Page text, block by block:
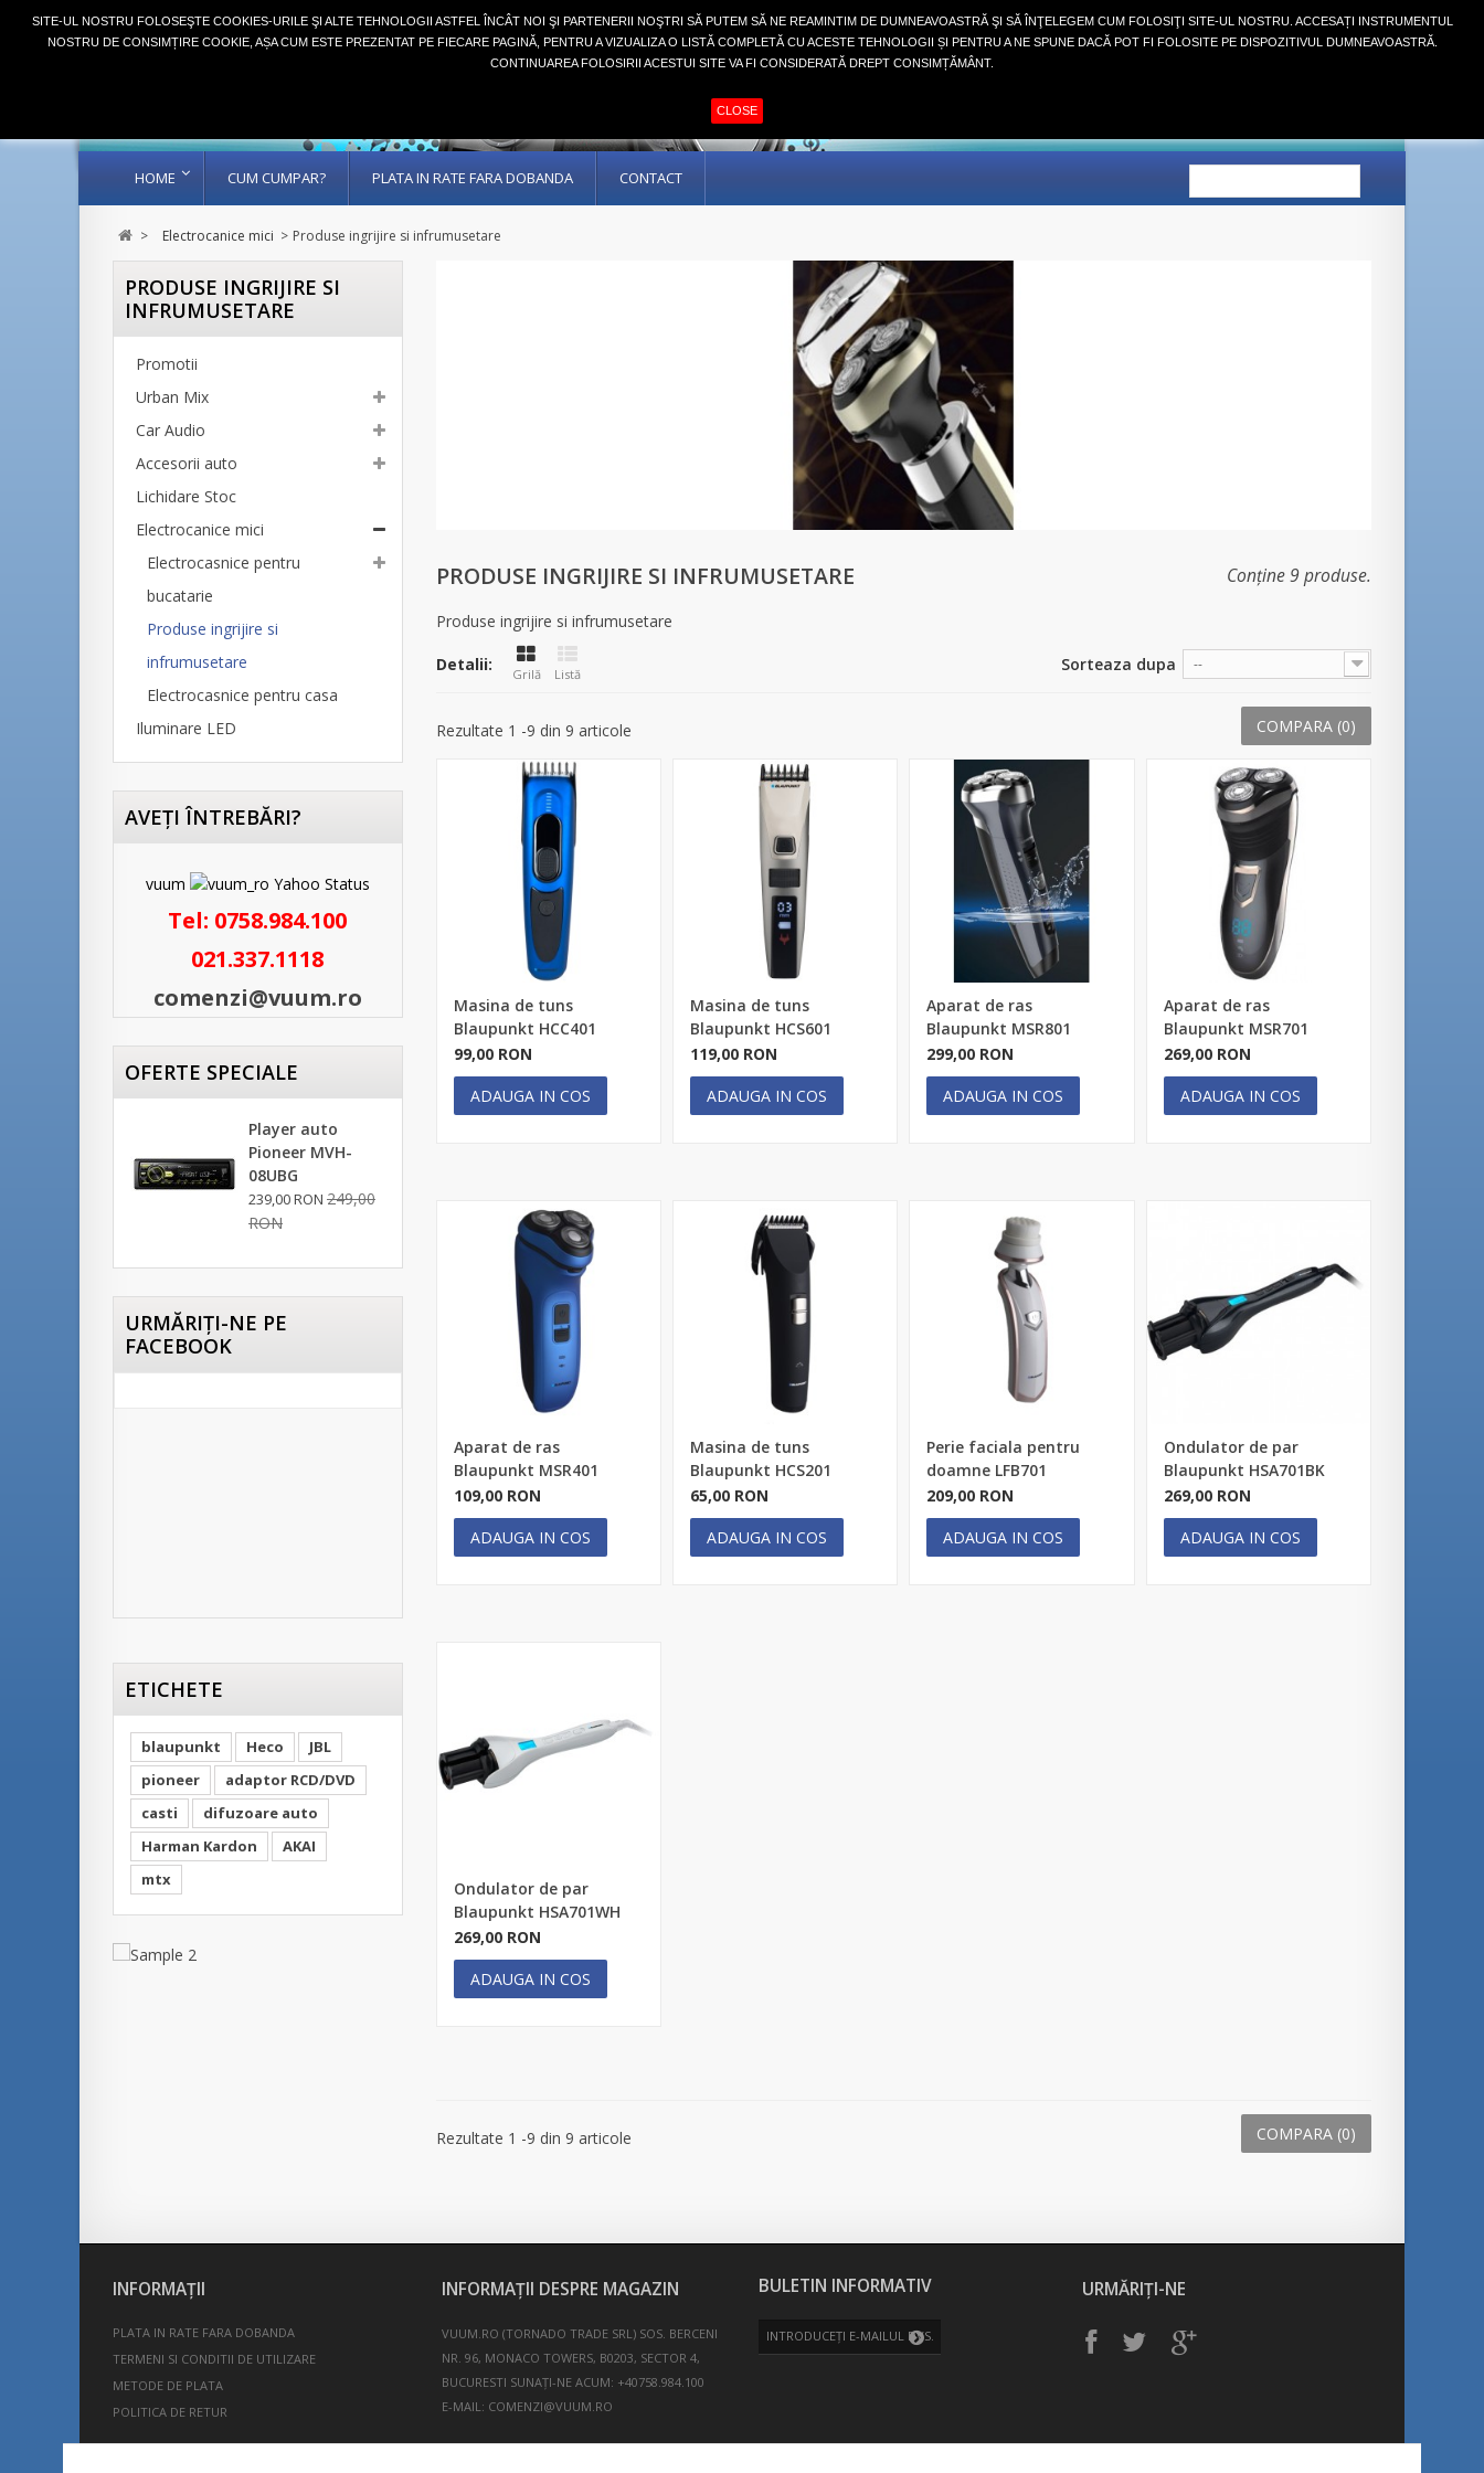
HOME CUM CUMPAR? PLATA IN RATE FARA DOBANDA CONTACT
> Electrocanice mici > Produse ingrijire si infrumusetare
PRODUSE INGRIJIRE SI
INFRUMUSETARE
Promotii
Urban Mix
Car Audio
Accesorii auto
Lichidare Stoc
Electrocanice mici
Electrocasnice pentru
bucatarie
Produse ingrijire si
infrumusetare
Electrocasnice pentru casa
Iluminare LED
AVEŢI ÎNTREBĂRI?
vuum
Tel: 0758.984.100
021.337.1118
comenzi@vuum.ro
OFERTE SPECIALE
Player auto
Pioneer MVH-
08UBG
239,00 RON 249,00
RON
URMĂRIŢI-NE PE
FACEBOOK
ETICHETE
blaupunkt Heco
JBL
pioneer
adaptor RCD/DVD
casti
difuzoare auto
Harman Kardon
AKAI
mtx
PRODUSE INGRIJIRE SI INFRUMUSETARE Conține 9 produse.
Produse ingrijire si infrumusetare
Detalii: Grilă Listă Sorteaza dupa --
COMPARA (0)
Rezultate 1 -9 din 9 articole
Masina de tuns
Blaupunkt HCC401
99,00 RON
ADAUGA IN COS
Masina de tuns
Blaupunkt HCS601
119,00 RON
ADAUGA IN COS
Aparat de ras
Blaupunkt MSR801
299,00 RON
ADAUGA IN COS
Aparat de ras
Blaupunkt MSR701
269,00 RON
ADAUGA IN COS
Aparat de ras
Blaupunkt MSR401
109,00 RON
ADAUGA IN COS
Masina de tuns
Blaupunkt HCS201
65,00 RON
ADAUGA IN COS
Perie faciala pentru
doamne LFB701
209,00 RON
ADAUGA IN COS
Ondulator de par
Blaupunkt HSA701BK
269,00 RON
ADAUGA IN COS
Ondulator de par
Blaupunkt HSA701WH
269,00 RON
ADAUGA IN COS
COMPARA (0)
Rezultate 1 -9 din 9 articole
INFORMAŢII
PLATA IN RATE FARA DOBANDA
TERMENI SI CONDITII DE UTILIZARE
METODE DE PLATA
POLITICA DE RETUR
INFORMAȚII DESPRE MAGAZIN
VUUM.RO (TORNADO TRADE SRL) SOS. BERCENI
NR. 96, MONACO TOWERS, B0203, SECTOR 4,
BUCURESTI SUNAȚI-NE ACUM: +40758.984.100
E-MAIL: COMENZI@VUUM.RO
BULETIN INFORMATIV URMĂRIȚI-NE
SITE-UL NOSTRU FOLOSEŞTE COOKIES-URILE ŞI ALTE TEHNOLOGII ASTFEL ÎNCÂT NOI ŞI PARTENERII NOŞTRI SĂ PUTEM SĂ NE REAMINTIM DE DUMNEAVOASTRĂ ŞI SĂ ÎNŢELEGEM CUM FOLOSIŢI SITE-UL NOSTRU. ACCESAȚI INSTRUMENTUL
NOSTRU DE CONSIMȚIRE COOKIE, AȘA CUM ESTE PREZENTAT PE FIECARE PAGINĂ, PENTRU A VIZUALIZA O LISTĂ COMPLETĂ CU ACESTE TEHNOLOGII ȘI PENTRU A NE SPUNE DACĂ POT FI FOLOSITE PE DISPOZITIVUL DUMNEAVOASTRĂ.
CONTINUAREA FOLOSIRII ACESTUI SITE VA FI CONSIDERATĂ DREPT CONSIMȚĂMÂNT.
CLOSE